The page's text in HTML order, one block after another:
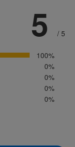
5
/ 5
100%
0%
0%
0%
0%